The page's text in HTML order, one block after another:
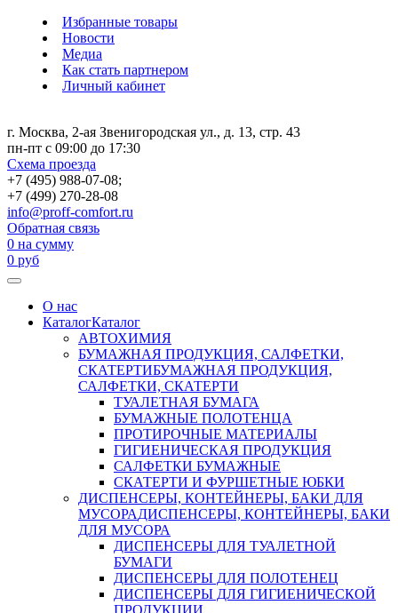
Избранные товары
Новости
Медиа
Как стать партнером
Личный кабинет
г. Москва, 2-ая Звенигородская ул., д. 13, стр. 43
пн-пт с 09:00 до 17:30
Схема проезда
+7 (495) 988-07-08;
+7 (499) 270-28-08
info@proff-comfort.ru
Обратная связь
0 на сумму
0 руб
О нас
КаталогКаталог
АВТОХИМИЯ
БУМАЖНАЯ ПРОДУКЦИЯ, САЛФЕТКИ,
СКАТЕРТИБУМАЖНАЯ ПРОДУКЦИЯ,
САЛФЕТКИ, СКАТЕРТИ
ТУАЛЕТНАЯ БУМАГА
БУМАЖНЫЕ ПОЛОТЕНЦА
ПРОТИРОЧНЫЕ МАТЕРИАЛЫ
ГИГИЕНИЧЕСКАЯ ПРОДУКЦИЯ
САЛФЕТКИ БУМАЖНЫЕ
СКАТЕРТИ И ФУРШЕТНЫЕ ЮБКИ
ДИСПЕНСЕРЫ, КОНТЕЙНЕРЫ, БАКИ ДЛЯ
МУСОРАДИСПЕНСЕРЫ, КОНТЕЙНЕРЫ, БАКИ
ДЛЯ МУСОРА
ДИСПЕНСЕРЫ ДЛЯ ТУАЛЕТНОЙ
БУМАГИ
ДИСПЕНСЕРЫ ДЛЯ ПОЛОТЕНЕЦ
ДИСПЕНСЕРЫ ДЛЯ ГИГИЕНИЧЕСКОЙ
ПРОДУКЦИИ